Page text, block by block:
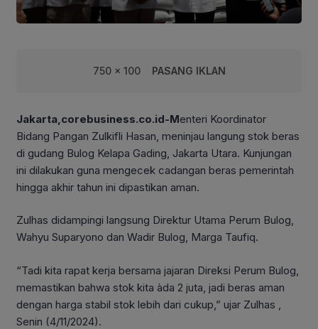
750 x 100 PASANG IKLAN
Jakarta,corebusiness.co.id-Menteri Koordinator
Bidang Pangan Zulkifli Hasan, meninjau langung stok beras
di gudang Bulog Kelapa Gading, Jakarta Utara. Kunjungan
ini dilakukan guna mengecek cadangan beras pemerintah
hingga akhir tahun ini dipastikan aman.
Zulhas didampingi langsung Direktur Utama Perum Bulog,
Wahyu Suparyono dan Wadir Bulog, Marga Taufiq.
“Tadi kita rapat kerja bersama jajaran Direksi Perum Bulog,
memastikan bahwa stok kita àda 2 juta, jadi beras aman
dengan harga stabil stok lebih dari cukup,” ujar Zulhas ,
Senin (4/11/2024).